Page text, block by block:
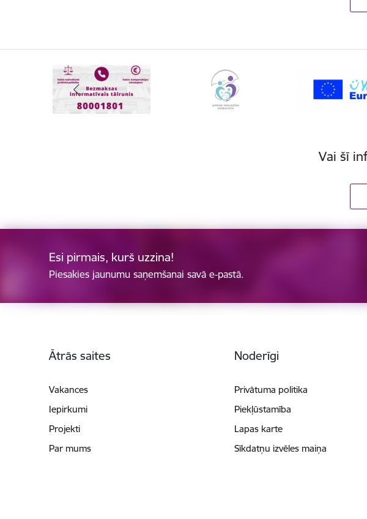
Vai šī
Esi pirmais, kurš uzzina!
Piesakies jaunumu saņemšanai savā e-pastā.
Ātrās saites
Vakances
Iepirkumi
Projekti
Par mums
Noderīgi
Privātuma politika
Piekļūstamība
Lapas karte
Sīkdatņu izvēles maiņa